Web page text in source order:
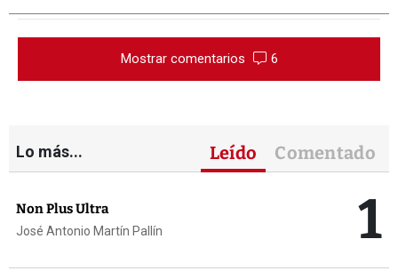
Mostrar comentarios 6
Lo más... Leído Comentado
Non Plus Ultra
José Antonio Martín Pallín 1